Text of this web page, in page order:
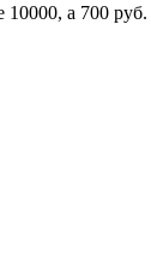
10000, а 700 руб.